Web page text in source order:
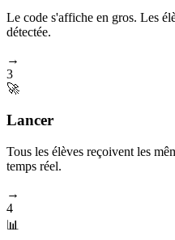
Le code s'affiche en gros. Les
détectée.
→
3
🚀
Lancer
Tous les élèves reçoivent les
temps réel.
→
4
📊